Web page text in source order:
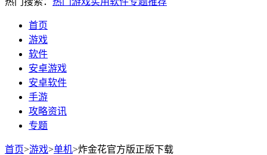
首页
游戏
软件
安卓游戏
安卓软件
手游
攻略资讯
专题
首页>游戏>单机>炸金花官方版正版下载